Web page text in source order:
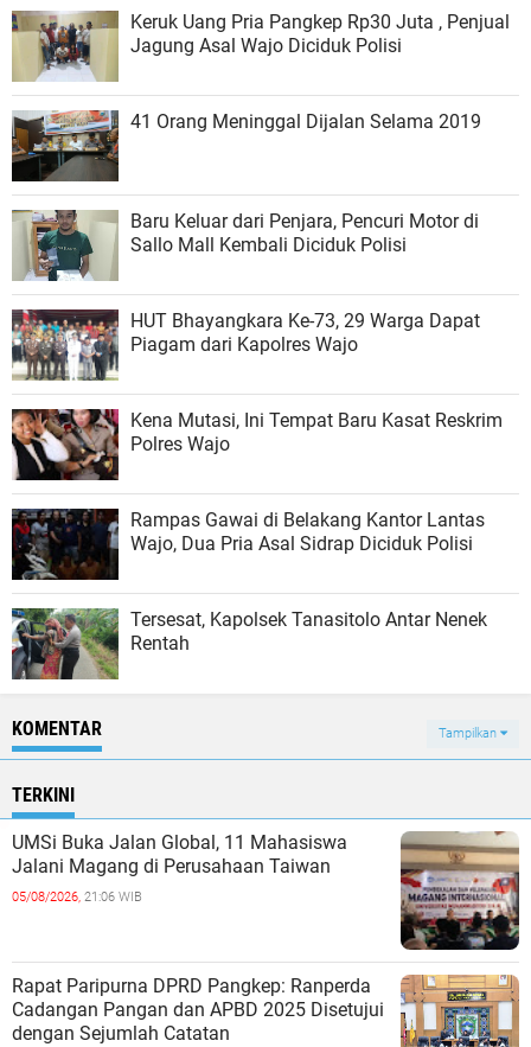
Keruk Uang Pria Pangkep Rp30 Juta , Penjual
Jagung Asal Wajo Diciduk Polisi
41 Orang Meninggal Dijalan Selama 2019
Baru Keluar dari Penjara, Pencuri Motor di
Sallo Mall Kembali Diciduk Polisi
HUT Bhayangkara Ke-73, 29 Warga Dapat
Piagam dari Kapolres Wajo
Kena Mutasi, Ini Tempat Baru Kasat Reskrim
Polres Wajo
Rampas Gawai di Belakang Kantor Lantas
Wajo, Dua Pria Asal Sidrap Diciduk Polisi
Tersesat, Kapolsek Tanasitolo Antar Nenek
Rentah
KOMENTAR Tampilkan
TERKINI
UMSi Buka Jalan Global, 11 Mahasiswa
Jalani Magang di Perusahaan Taiwan
05/08/2026, 21:06 WIB
Rapat Paripurna DPRD Pangkep: Ranperda
Cadangan Pangan dan APBD 2025 Disetujui
dengan Sejumlah Catatan